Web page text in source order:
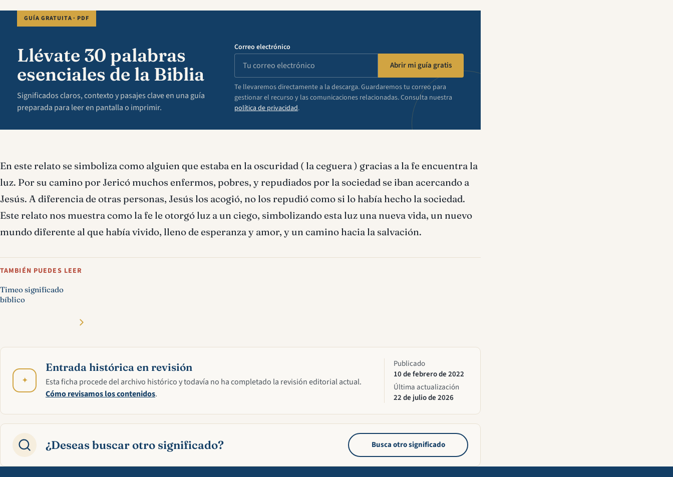
GUÍA GRATUITA · PDF
Llévate 30 palabras
esenciales de la Biblia
Significados claros, contexto y pasajes clave en una guía
preparada para leer en pantalla o imprimir.
Correo electrónico
Abrir mi guía gratis
Te llevaremos directamente a la descarga. Guardaremos tu correo para
gestionar el recurso y las comunicaciones relacionadas. Consulta nuestra
política de privacidad.
En este relato se simboliza como alguien que estaba en la oscuridad ( la ceguera ) gracias a la fe encuentra la
luz. Por su camino por Jericó muchos enfermos, pobres, y repudiados por la sociedad se iban acercando a
Jesús. A diferencia de otras personas, Jesús los acogió, no los repudió como si lo había hecho la sociedad.
Este relato nos muestra como la fe le otorgó luz a un ciego, simbolizando esta luz una nueva vida, un nuevo
mundo diferente al que había vivido, lleno de esperanza y amor, y un camino hacia la salvación.
TAMBIÉN PUEDES LEER
Timeo significado
bíblico
✦
Entrada histórica en revisión
Esta ficha procede del archivo histórico y todavía no ha completado la revisión editorial actual.
Cómo revisamos los contenidos.
Publicado
10 de febrero de 2022
Última actualización
22 de julio de 2026
¿Deseas buscar otro significado? Busca otro significado